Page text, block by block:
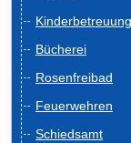
Kinderbetreuung
Bücherei
Rosenfreibad
Feuerwehren
Schiedsamt